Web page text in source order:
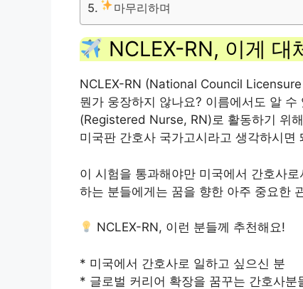
마무리하며
NCLEX-RN, 이게 대
NCLEX-RN (National Council
뭔가 웅장하지 않나요? 이름에서도 알
(Registered Nurse, RN)로 활동하기 위
미국판 간호사 국가고시라고 생각하시면
이 시험을 통과해야만 미국에서 간호사
하는 분들에게는 꿈을 향한 아주 중요한
NCLEX-RN, 이런 분들께 추천해요!
* 미국에서 간호사로 일하고 싶으신 분
* 글로벌 커리어 확장을 꿈꾸는 간호사분